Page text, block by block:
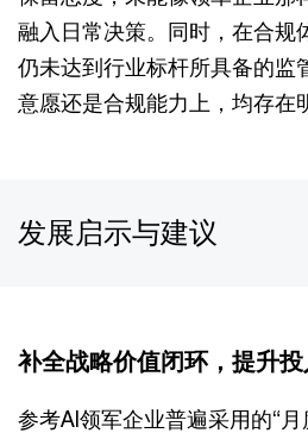
融入日常决策。同时，在合规
仍未达到行业标杆所具备的监
意愿还是合规能力上，均存在
发展启示与建议
补全战略价值闭环，提升
参考AI领军企业普遍采用的“